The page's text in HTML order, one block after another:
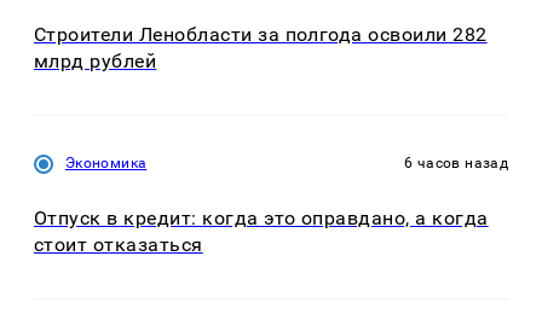
Строители Ленобласти за полгода освоили 282
млрд рублей
Экономика 6 часов назад
Отпуск в кредит: когда это оправдано, а когда
стоит отказаться